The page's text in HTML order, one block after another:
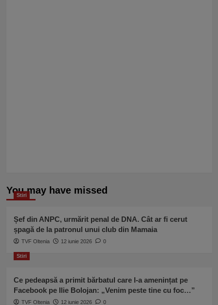
You may have missed
Stiri
Șef din ANPC, urmărit penal de DNA. Cât ar fi cerut
șpagă de la patronul unui club din Mamaia
TVF Oltenia 12 iunie 2026 0
Stiri
Ce pedeapsă a primit bărbatul care l-a amenințat pe
Facebook pe Ilie Bolojan: „Venim peste tine cu foc…”
TVF Oltenia 12 iunie 2026 0